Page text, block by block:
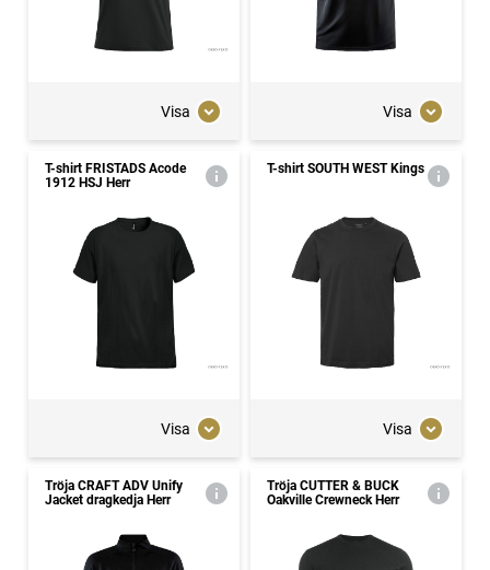
Visa Visa
T-shirt FRISTADS Acode
1912 HSJ Herr
Visa
T-shirt SOUTH WEST Kings
Visa
Tröja CRAFT ADV Unify
Jacket dragkedja Herr
Tröja CUTTER & BUCK
Oakville Crewneck Herr